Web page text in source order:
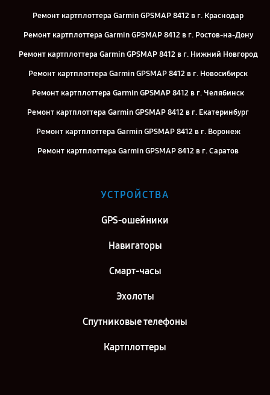
Ремонт картплоттера Garmin GPSMAP 8412 в г. Краснодар
Ремонт картплоттера Garmin GPSMAP 8412 в г. Ростов-на-Дону
Ремонт картплоттера Garmin GPSMAP 8412 в г. Нижний Новгород
Ремонт картплоттера Garmin GPSMAP 8412 в г. Новосибирск
Ремонт картплоттера Garmin GPSMAP 8412 в г. Челябинск
Ремонт картплоттера Garmin GPSMAP 8412 в г. Екатеринбург
Ремонт картплоттера Garmin GPSMAP 8412 в г. Воронеж
Ремонт картплоттера Garmin GPSMAP 8412 в г. Саратов
Ремонт картплоттера Garmin GPSMAP 8412 в г. Киров
УСТРОЙСТВА
GPS-ошейники
Навигаторы
Смарт-часы
Эхолоты
Спутниковые телефоны
Картплоттеры